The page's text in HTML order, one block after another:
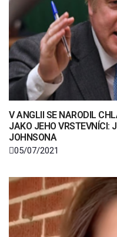
V ANGLII SE NARODIL
JAKO JEHO VRSTEVNÍCI:
JOHNSONA
05/07/2021